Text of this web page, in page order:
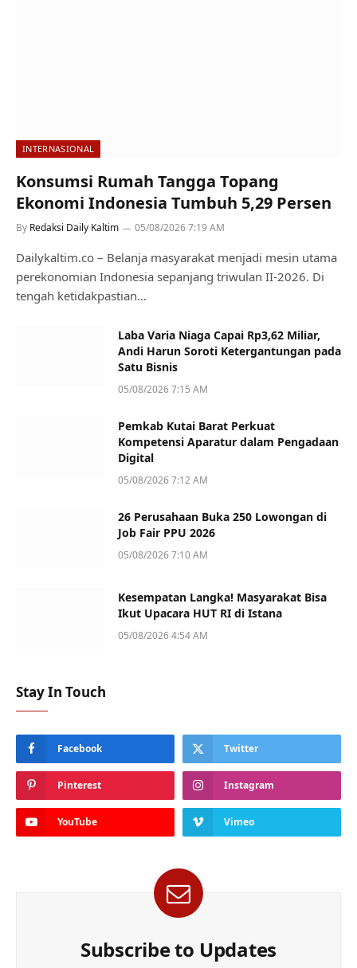
INTERNASIONAL
Konsumsi Rumah Tangga Topang
Ekonomi Indonesia Tumbuh 5,29 Persen
By Redaksi Daily Kaltim 05/08/2026 7:19 AM
Dailykaltim.co – Belanja masyarakat menjadi mesin utama
perekonomian Indonesia sepanjang triwulan II-2026. Di
tengah ketidakpastian…
Laba Varia Niaga Capai Rp3,62 Miliar,
Andi Harun Soroti Ketergantungan pada
Satu Bisnis
05/08/2026 7:15 AM
Pemkab Kutai Barat Perkuat
Kompetensi Aparatur dalam Pengadaan
Digital
05/08/2026 7:12 AM
26 Perusahaan Buka 250 Lowongan di
Job Fair PPU 2026
05/08/2026 7:10 AM
Kesempatan Langka! Masyarakat Bisa
Ikut Upacara HUT RI di Istana
05/08/2026 4:54 AM
Stay In Touch
Facebook Twitter
Pinterest Instagram
YouTube Vimeo
Subscribe to Updates